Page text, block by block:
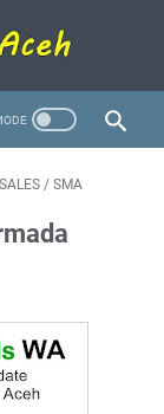
SALES / SMA